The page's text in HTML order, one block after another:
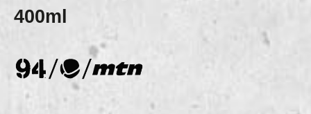
400ml